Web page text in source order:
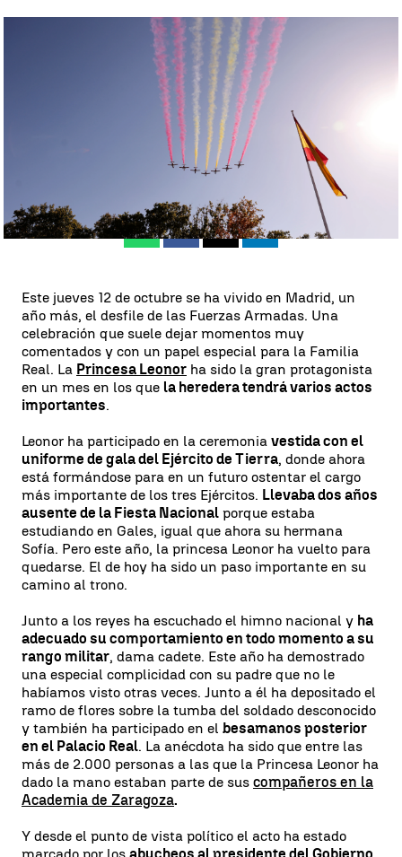
Desfile del 12 de octubre |
12 de octubre de 2023, 18:02
WhatsappFacebook
X Linkedin
Este jueves 12 de octubre se ha vivido en Madrid, un
año más, el desfile de las Fuerzas Armadas. Una
celebración que suele dejar momentos muy
comentados y con un papel especial para la Familia
Real. La Princesa Leonor ha sido la gran protagonista
en un mes en los que la heredera tendrá varios actos
importantes.
Leonor ha participado en la ceremonia vestida con el
uniforme de gala del Ejército de Tierra, donde ahora
está formándose para en un futuro ostentar el cargo
más importante de los tres Ejércitos. Llevaba dos años
ausente de la Fiesta Nacional porque estaba
estudiando en Gales, igual que ahora su hermana
Sofía. Pero este año, la princesa Leonor ha vuelto para
quedarse. El de hoy ha sido un paso importante en su
camino al trono.
Junto a los reyes ha escuchado el himno nacional y ha
adecuado su comportamiento en todo momento a su
rango militar, dama cadete. Este año ha demostrado
una especial complicidad con su padre que no le
habíamos visto otras veces. Junto a él ha depositado el
ramo de flores sobre la tumba del soldado desconocido
y también ha participado en el besamanos posterior
en el Palacio Real. La anécdota ha sido que entre las
más de 2.000 personas a las que la Princesa Leonor ha
dado la mano estaban parte de sus compañeros en la
Academia de Zaragoza.
Y desde el punto de vista político el acto ha estado